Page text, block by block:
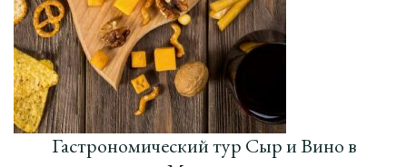
Гастрономический тур Сыр и Вино в